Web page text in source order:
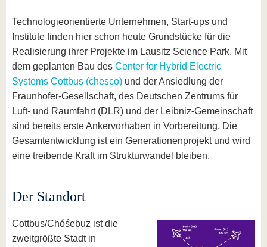
Technologieorientierte Unternehmen, Start-ups und
Institute finden hier schon heute Grundstücke für die
Realisierung ihrer Projekte im Lausitz Science Park. Mit
dem geplanten Bau des Center for Hybrid Electric
Systems Cottbus (chesco) und der Ansiedlung der
Fraunhofer-Gesellschaft, des Deutschen Zentrums für
Luft- und Raumfahrt (DLR) und der Leibniz-Gemeinschaft
sind bereits erste Ankervorhaben in Vorbereitung. Die
Gesamtentwicklung ist ein Generationenprojekt und wird
eine treibende Kraft im Strukturwandel bleiben.
Der Standort
Cottbus/Chóśebuz ist die
zweitgrößte Stadt in